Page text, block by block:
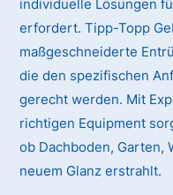
individuelle Lösungen
erfordert. Tipp-Topp
maßgeschneiderte
die den spezifischen
gerecht werden. Mit
richtigen Equipment
ob Dachboden, Garten,
neuem Glanz erstrahlt.